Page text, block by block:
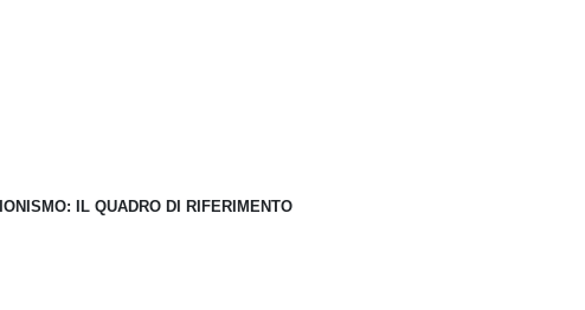
IL QUADRO DI RIFERIMENTO